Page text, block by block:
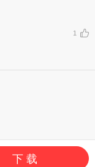
1
下 载